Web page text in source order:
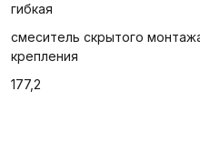
гибкая
смеситель скрытого
крепления
177,2